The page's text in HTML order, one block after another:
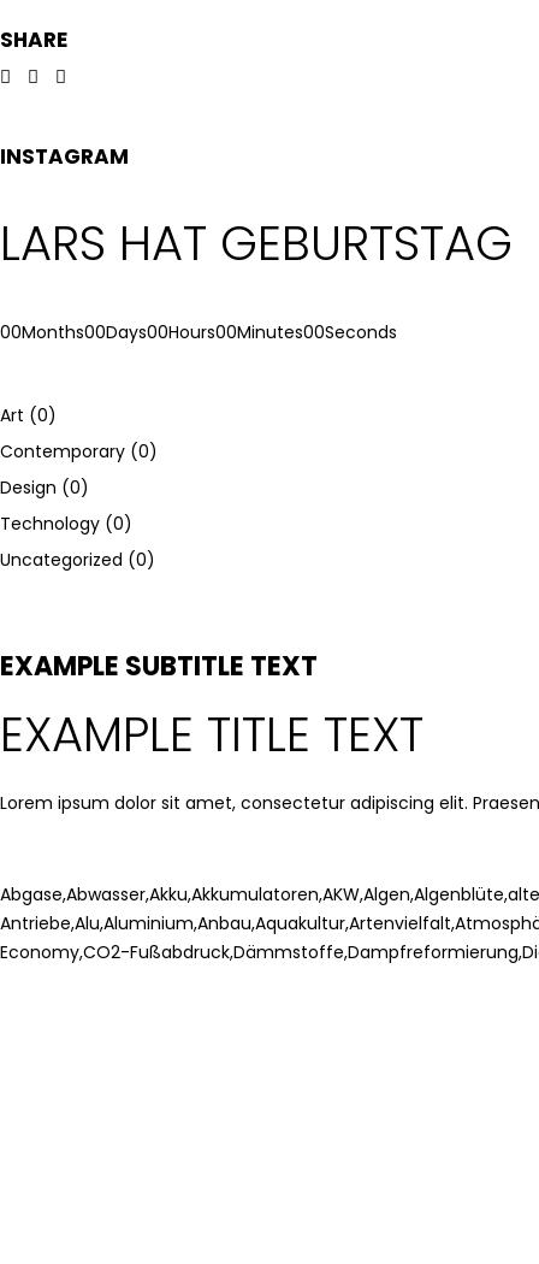
SHARE
INSTAGRAM
LARS HAT GEBURTSTAG
00Months00Days00Hours00Minutes00Seconds
Art (0)
Contemporary (0)
Design (0)
Technology (0)
Uncategorized (0)
EXAMPLE SUBTITLE TEXT
EXAMPLE TITLE TEXT
Lorem ipsum dolor sit amet, consectetur adipiscing elit.
Abgase,Abwasser,Akku,Akkumulatoren,AKW,Algen,Algenblüte,
Antriebe,Alu,Aluminium,Anbau,Aquakultur,Artenvielfalt,
Economy,CO2-Fußabdruck,Dämmstoffe,Dampfreformierung,